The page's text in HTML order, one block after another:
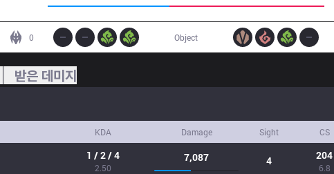
0 Object
받은 데미지
KDA Damage Sight CS
1 / 2 / 4
2.50
7,087 4 204
6.8